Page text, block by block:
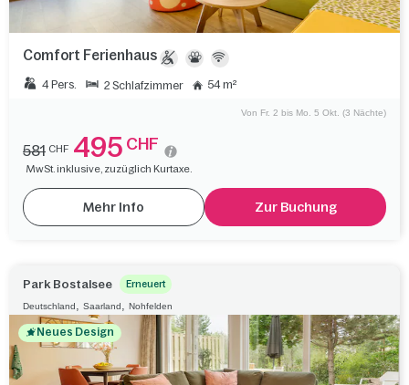
Comfort Ferienhaus
4 Pers. 2 Schlafzimmer 54 m²
Von Fr. 2 bis Mo. 5 Okt. (3 Nächte)
581 CHF 495 CHF
MwSt. inklusive, zuzüglich Kurtaxe.
Mehr Info Zur Buchung
Park Bostalsee Erneuert
Deutschland Saarland Nohfelden
Neues Design